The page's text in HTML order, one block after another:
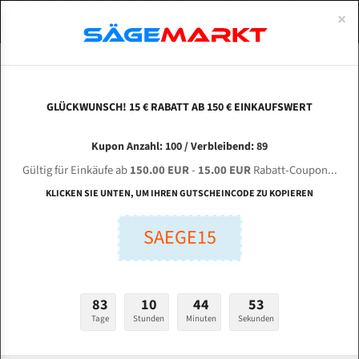
MEGA BS-400 SA für 4115 mm Bi-Metall
Bandsägeblätter
Länge (mm):
Stärken + Zahnteilung:
mm
ABOUTS
ENGLISH
Bi-Metall Meterware
Fleischerei Bandsägeblätter
Bandmesser Glatt Meterware
Konvex Meterware
×
GLÜCKWUNSCH! 15 € RABATT AB 150 € EINKAUFSWERT
Kupon Anzahl: 100 / Verbleibend: 89
Gültig für Einkäufe ab150.00 EUR- 15.00 EURRabatt-Coupon...
KLICKEN SIE UNTEN, UM IHREN GUTSCHEINCODE ZU KOPIEREN
SAEGE15
83
Tage
10
Stunden
44
Minuten
52
Sekunden